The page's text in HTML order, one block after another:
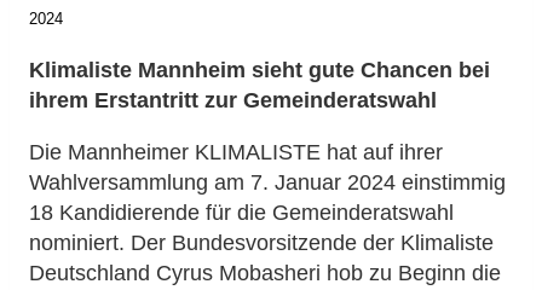
2024
Klimaliste Mannheim sieht gute Chancen bei
ihrem Erstantritt zur Gemeinderatswahl
Die Mannheimer KLIMALISTE hat auf ihrer
Wahlversammlung am 7. Januar 2024 einstimmig
18 Kandidierende für die Gemeinderatswahl
nominiert. Der Bundesvorsitzende der Klimaliste
Deutschland Cyrus Mobasheri hob zu Beginn die